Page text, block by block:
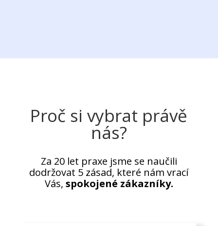
Proč si vybrat právě
nás?
Za 20 let praxe jsme se naučili
dodržovat 5 zásad, které nám vrací
Vás, spokojené zákazníky.